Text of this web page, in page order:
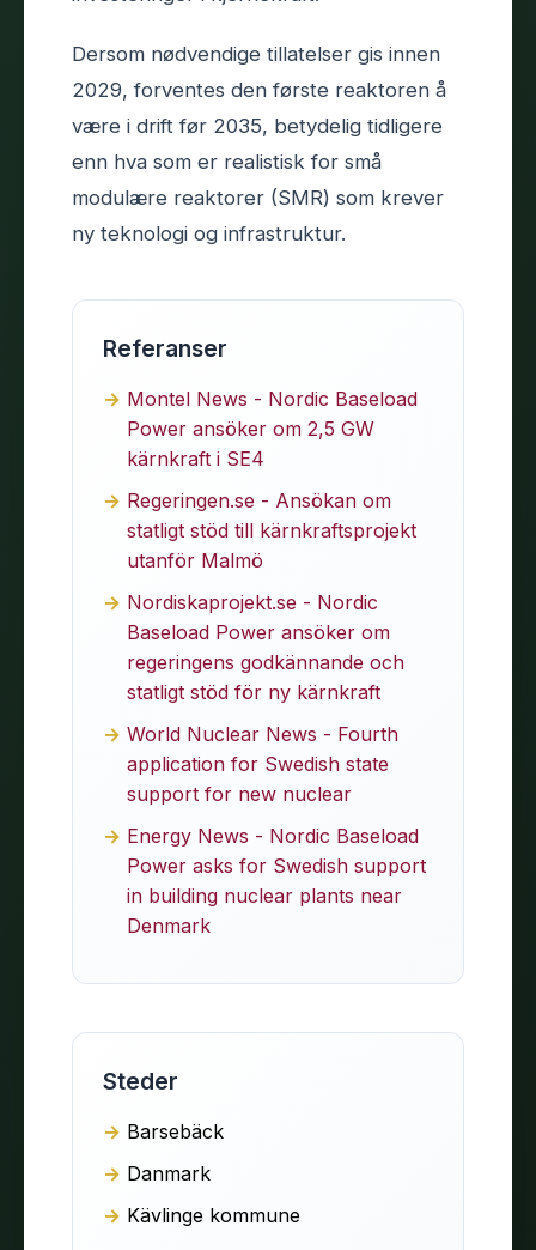
Dersom nødvendige tillatelser gis innen
2029, forventes den første reaktoren å
være i drift før 2035, betydelig tidligere
enn hva som er realistisk for små
modulære reaktorer (SMR) som krever
ny teknologi og infrastruktur.
Referanser
Montel News - Nordic Baseload
Power ansöker om 2,5 GW
kärnkraft i SE4
Regeringen.se - Ansökan om
statligt stöd till kärnkraftsprojekt
utanför Malmö
Nordiskaprojekt.se - Nordic
Baseload Power ansöker om
regeringens godkännande och
statligt stöd för ny kärnkraft
World Nuclear News - Fourth
application for Swedish state
support for new nuclear
Energy News - Nordic Baseload
Power asks for Swedish support
in building nuclear plants near
Denmark
Steder
Barsebäck
Danmark
Kävlinge kommune